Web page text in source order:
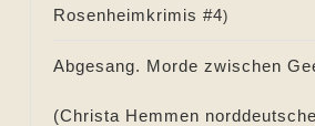
Rosenheimkrimis #4)
Abgesang. Morde zwischen
(Christa Hemmen